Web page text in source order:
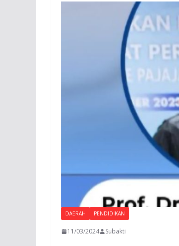
DAERAH PENDIDIKAN
11/03/2024 Subakti